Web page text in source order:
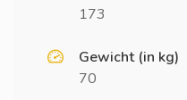
173
Gewicht (in kg)
70